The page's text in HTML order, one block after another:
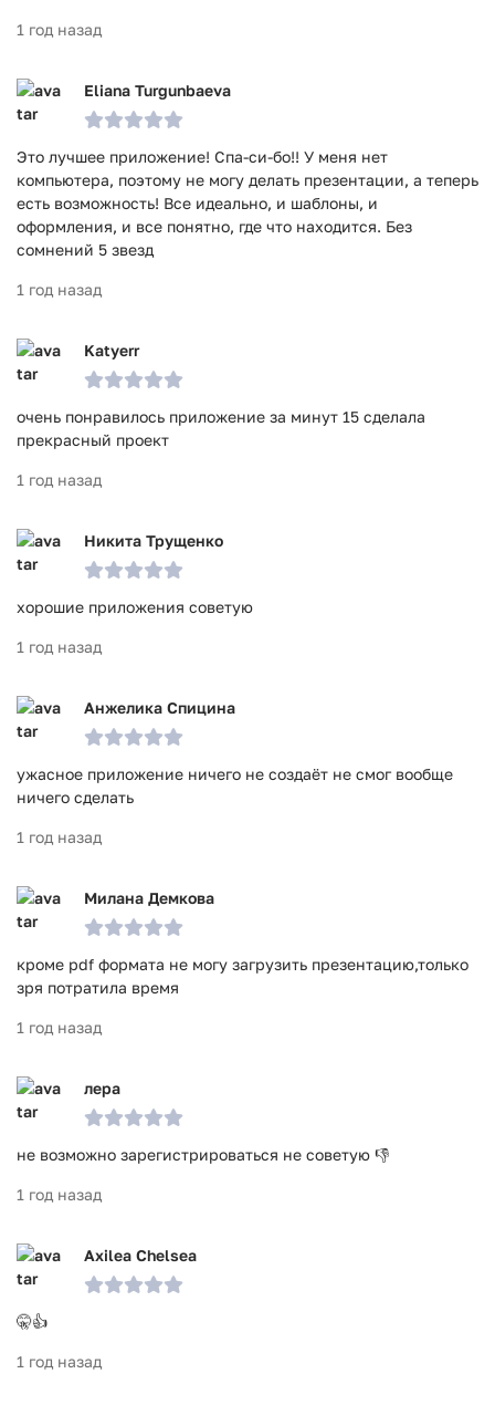
1 год назад
Eliana Turgunbaeva
Это лучшее приложение! Спа-си-бо!! У меня нет
компьютера, поэтому не могу делать презентации, а теперь
есть возможность! Все идеально, и шаблоны, и
оформления, и все понятно, где что находится. Без
сомнений 5 звезд
1 год назад
Katyerr
очень понравилось приложение за минут 15 сделала
прекрасный проект
1 год назад
Никита Трущенко
хорошие приложения советую
1 год назад
Анжелика Спицина
ужасное приложение ничего не создаёт не смог вообще
ничего сделать
1 год назад
Милана Демкова
кроме pdf формата не могу загрузить презентацию,только
зря потратила время
1 год назад
лера
не возможно зарегистрироваться не советую 👎
1 год назад
Axilea Chelsea
🤫👍
1 год назад